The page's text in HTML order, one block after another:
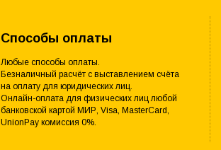
Способы оплаты
Любые способы оплаты.
Безналичный расчёт с выставлением счёта
на оплату для юридических лиц.
Онлайн-оплата для физических лиц любой
банковской картой МИР, Visa, MasterCard,
UnionPay комиссия 0%.